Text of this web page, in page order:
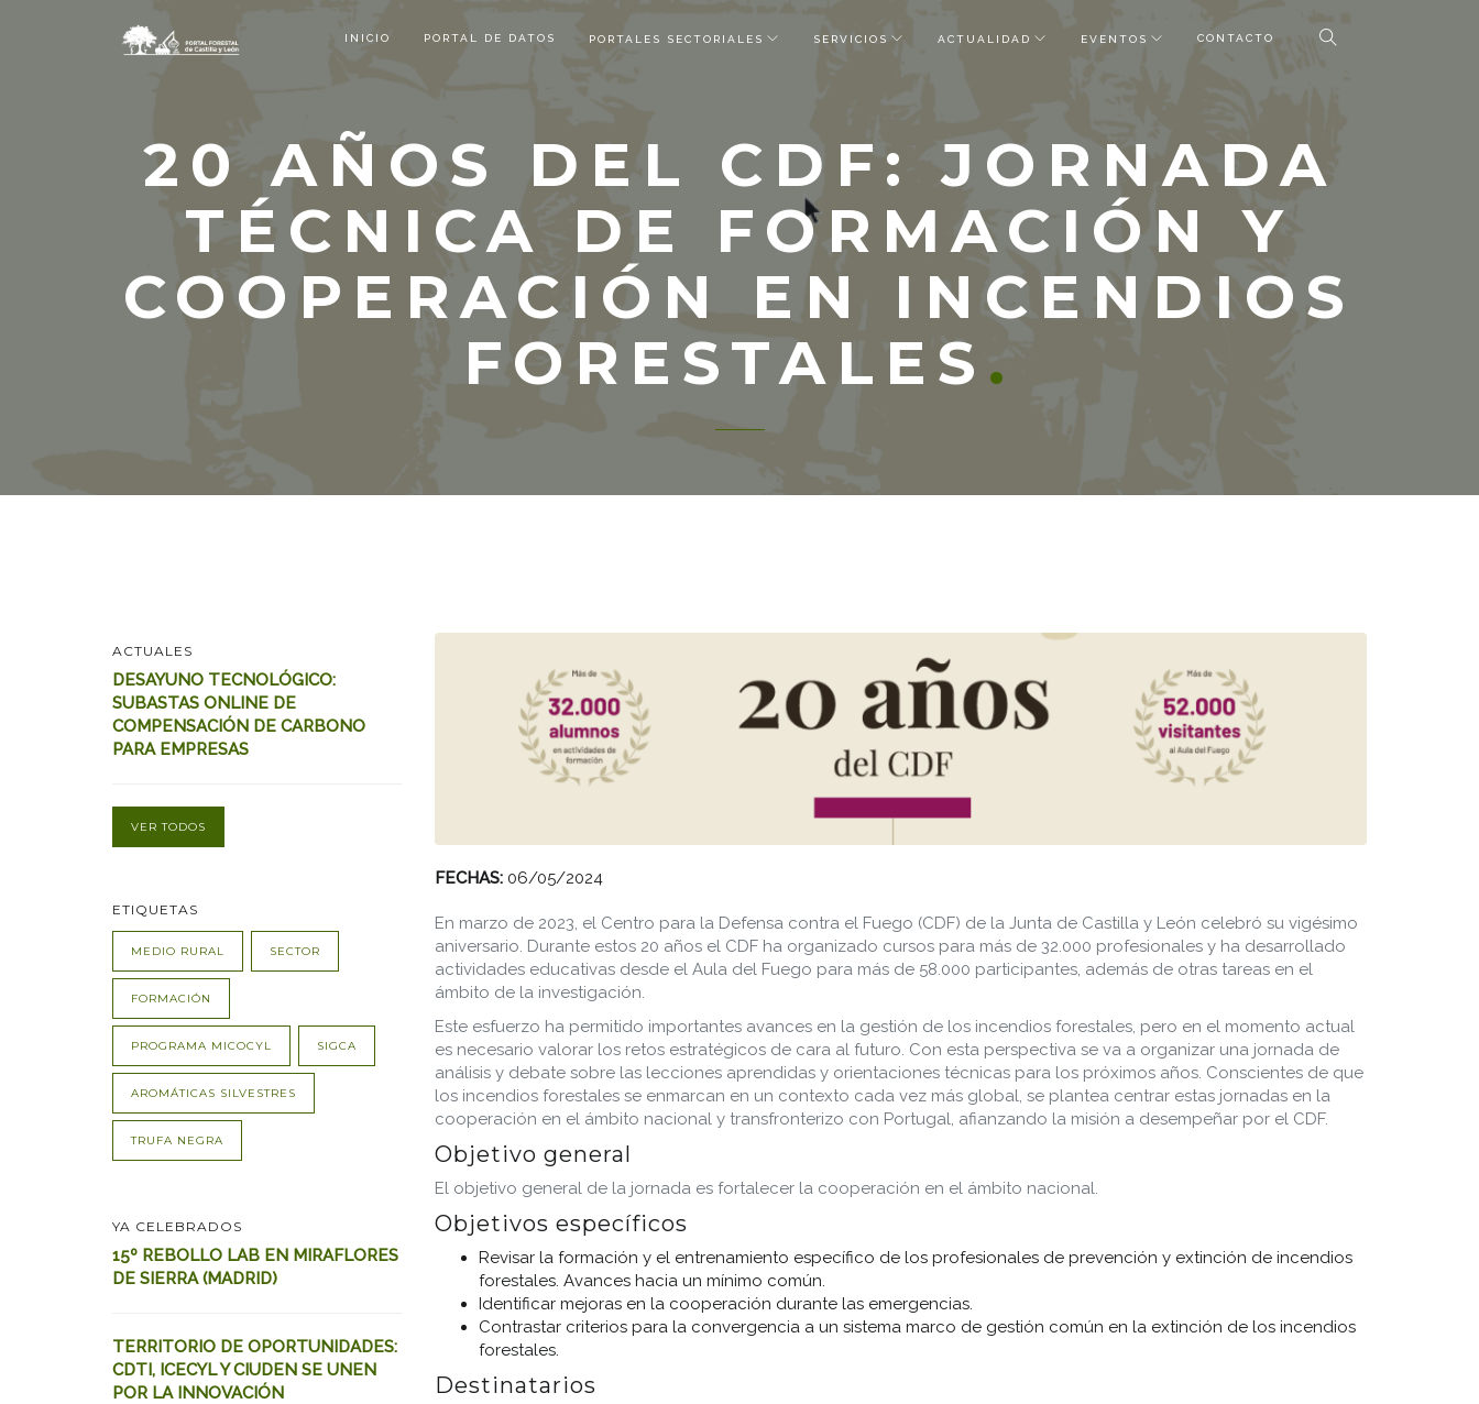
INICIO PORTAL DE DATOS PORTALES SECTORIALES SERVICIOS ACTUALIDAD EVENTOS CONTACTO
20 AÑOS DEL CDF: JORNADA
TÉCNICA DE FORMACIÓN Y
COOPERACIÓN EN INCENDIOS
FORESTALES
ACTUALES
DESAYUNO TECNOLÓGICO:
SUBASTAS ONLINE DE
COMPENSACIÓN DE CARBONO
PARA EMPRESAS
VER TODOS
ETIQUETAS
MEDIO RURAL SECTOR
FORMACIÓN
PROGRAMA MICOCYL SIGCA
AROMÁTICAS SILVESTRES
TRUFA NEGRA
YA CELEBRADOS
15º REBOLLO LAB EN MIRAFLORES
DE SIERRA (MADRID)
TERRITORIO DE OPORTUNIDADES:
CDTI, ICECYL Y CIUDEN SE UNEN
POR LA INNOVACIÓN
FECHAS: 06/05/2024
En marzo de 2023, el Centro para la Defensa contra el Fuego (CDF) de la Junta de Castilla y León celebró su vigésimo
aniversario. Durante estos 20 años el CDF ha organizado cursos para más de 32.000 profesionales y ha desarrollado
actividades educativas desde el Aula del Fuego para más de 58.000 participantes, además de otras tareas en el
ámbito de la investigación.
Este esfuerzo ha permitido importantes avances en la gestión de los incendios forestales, pero en el momento actual
es necesario valorar los retos estratégicos de cara al futuro. Con esta perspectiva se va a organizar una jornada de
análisis y debate sobre las lecciones aprendidas y orientaciones técnicas para los próximos años. Conscientes de que
los incendios forestales se enmarcan en un contexto cada vez más global, se plantea centrar estas jornadas en la
cooperación en el ámbito nacional y transfronterizo con Portugal, afianzando la misión a desempeñar por el CDF.
Objetivo general
El objetivo general de la jornada es fortalecer la cooperación en el ámbito nacional.
Objetivos específicos
Revisar la formación y el entrenamiento específico de los profesionales de prevención y extinción de incendios
forestales. Avances hacia un mínimo común.
Identificar mejoras en la cooperación durante las emergencias.
Contrastar criterios para la convergencia a un sistema marco de gestión común en la extinción de los incendios
forestales.
Destinatarios